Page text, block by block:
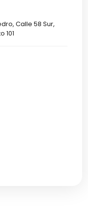
Calle 58 Sur,
101